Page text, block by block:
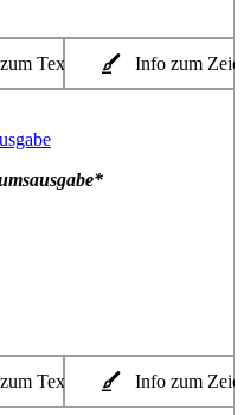
Texter Info zum
Texter Info zum